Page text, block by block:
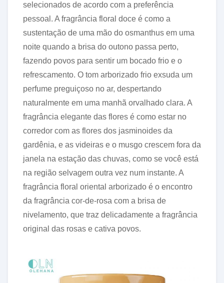
selecionados de acordo com a preferência
pessoal. A fragrância floral doce é como a
sustentação de uma mão do osmanthus em uma
noite quando a brisa do outono passa perto,
fazendo povos para sentir um bocado frio e o
refrescamento. O tom arborizado frio exsuda um
perfume preguiçoso no ar, despertando
naturalmente em uma manhã orvalhado clara. A
fragrância elegante das flores é como estar no
corredor com as flores dos jasminoides da
gardênia, e as videiras e o musgo crescem fora da
janela na estação das chuvas, como se você está
na região selvagem outra vez num instante. A
fragrância floral oriental arborizado é o encontro
da fragrância cor-de-rosa com a brisa de
nivelamento, que traz delicadamente a fragrância
original das rosas e cativa povos.